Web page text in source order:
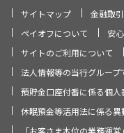
サイトマップ
金融取
ペイオフについて
安
サイトのご利用について
法人情報等の当行グルー
預貯金口座付番に係る個
休眠預金等活用法に係る異
「お客さま本位の業務運